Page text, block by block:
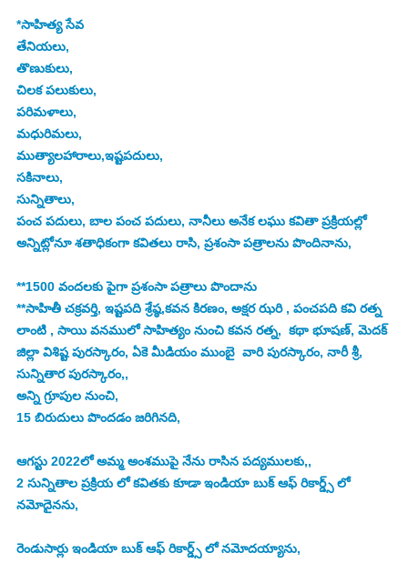
*సాహిత్య సేవ
తేనియలు,
తొణుకులు,
చిలక పలుకులు,
పరిమళాలు,
మధురిమలు,
ముత్యాలహారాలు,ఇష్టపదులు,
సకినాలు,
సున్నితాలు,
పంచ పదులు, బాల పంచ పదులు, నానీలు అనేక లఘు కవితా ప్రక్రియల్లో
అన్నిట్లోనూ శతాధికంగా కవితలు రాసి, ప్రశంసా పత్రాలను పొందినాను,
**1500 వందలకు పైగా ప్రశంసా పత్రాలు పొందాను
**సాహితీ చక్రవర్తి, ఇష్టపది శ్రేష్ఠ,కవన కిరణం, అక్షర ఝరి , పంచపది కవి రత్న
లాంటి , సాయి వనములో సాహిత్యం నుంచి కవన రత్న,  కథా భూషణ్, మెదక్
జిల్లా విశిష్ట పురస్కారం, ఏకె మీడియం ముంబై  వారి పురస్కారం, నారీ శ్రీ,
సున్నితార పురస్కారం,,
అన్ని గ్రూపుల నుంచి,
15 బిరుదులు పొందడం జరిగినది,
ఆగస్టు 2022లో అమ్మ అంశముపై నేను రాసిన పద్యములకు,,
2 సున్నితాల ప్రక్రియ లో కవితకు కూడా ఇండియా బుక్ ఆఫ్ రికార్డ్స్ లో
నమోదైనను,
రెండుసార్లు ఇండియా బుక్ ఆఫ్ రికార్డ్స్ లో నమోదయ్యాను,